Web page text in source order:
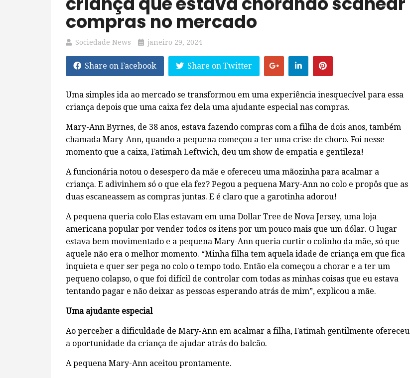
compras no mercado
Sociedade News janeiro 29, 2024
Share on Facebook Share on Twitter
Uma simples ida ao mercado se transformou em uma experiência inesquecível para essa
criança depois que uma caixa fez dela uma ajudante especial nas compras.
Mary-Ann Byrnes, de 38 anos, estava fazendo compras com a filha de dois anos, também
chamada Mary-Ann, quando a pequena começou a ter uma crise de choro. Foi nesse
momento que a caixa, Fatimah Leftwich, deu um show de empatia e gentileza!
A funcionária notou o desespero da mãe e ofereceu uma mãozinha para acalmar a
criança. E adivinhem só o que ela fez? Pegou a pequena Mary-Ann no colo e propôs que as
duas escaneassem as compras juntas. E é claro que a garotinha adorou!
A pequena queria colo Elas estavam em uma Dollar Tree de Nova Jersey, uma loja
americana popular por vender todos os itens por um pouco mais que um dólar. O lugar
estava bem movimentado e a pequena Mary-Ann queria curtir o colinho da mãe, só que
aquele não era o melhor momento. “Minha filha tem aquela idade de criança em que fica
inquieta e quer ser pega no colo o tempo todo. Então ela começou a chorar e a ter um
pequeno colapso, o que foi difícil de controlar com todas as minhas coisas que eu estava
tentando pagar e não deixar as pessoas esperando atrás de mim”, explicou a mãe.
Uma ajudante especial
Ao perceber a dificuldade de Mary-Ann em acalmar a filha, Fatimah gentilmente ofereceu
a oportunidade da criança de ajudar atrás do balcão.
A pequena Mary-Ann aceitou prontamente.